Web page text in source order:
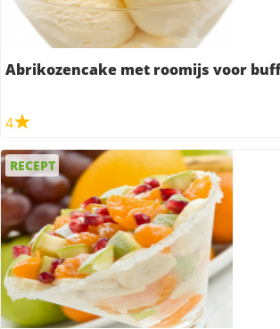
Abrikozencake met roomijs voor
4
RECEPT